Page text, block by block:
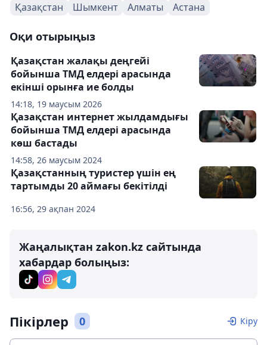
Қазақстан Шымкент Алматы Астана
Оқи отырыңыз
14:18, 19 маусым 2026
Қазақстан жалақы деңгейі
бойынша ТМД елдері арасында
екінші орынға ие болды
14:58, 26 маусым 2024
Қазақстан интернет жылдамдығы
бойынша ТМД елдері арасында
көш бастады
16:56, 29 ақпан 2024
Қазақстанның туристер үшін ең
тартымды 20 аймағы бекітілді
Жаңалықтан zakon.kz сайтында
хабардар болыңыз:
Пікірлер 0 Кіру